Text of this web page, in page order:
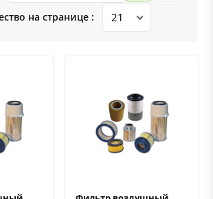
на странице :
к сравнению
Добавить в избранное Быстрый просмотрДобавить к сравнению
Добавить в избранное